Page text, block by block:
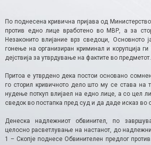
По поднесена кривична пријава од
против едно лице вработено во МВР, а за
Незаконито влијание врз сведоци, Основното
гонење на организиран криминал и корупција
дејствија за утврдување на фактите во предметот.
Притоа е утврдено дека постои основано
го сторил кривичното дело што му се става на
нудење поткуп влијаел на едно лице, а со цел
сведок во постапка пред суд и да даде исказ во
Денеска надлежниот обвинител, по
целосно расветлување на настанот, до
1 – Скопје поднесе Обвинителен предлог